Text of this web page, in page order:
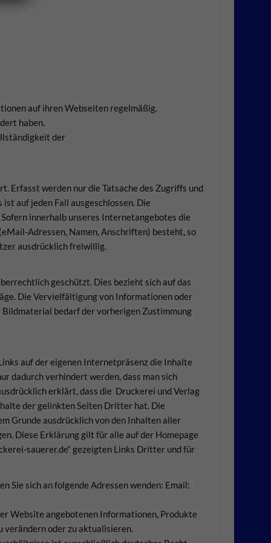
auf ihren Webseiten regelmäßig.
haben.
der
Erfasst werden nur die Tatsache des Zugriffs und
auf jeden Fall ausgeschlossen. Die
innerhalb unseres Internetangebotes die
Adressen, Namen, Anschriften) besteht, so
ausdrücklich freiwillig.
geschützt. Dies bezieht sich auf das
Die Vervielfältigung von Informationen oder
bedarf der vorherigen Zustimmung
auf der eigenen Internetpräsenz die Inhalte
dadurch verhindert werden, dass man sich
erklärt, dass die Druckerei und Verlag
der gelinkten Seiten Dritter hat. Die
Grunde ausdrücklich von den Inhalten aller
Diese Erklärung gilt für alle auf der Homepage
sauerer.de“ gezeigten Links Dritter und für
Sie sich an folgende Adressen wenden: Email:
Website angebotenen Informationen, Produkte
verändern oder zu aktualisieren.